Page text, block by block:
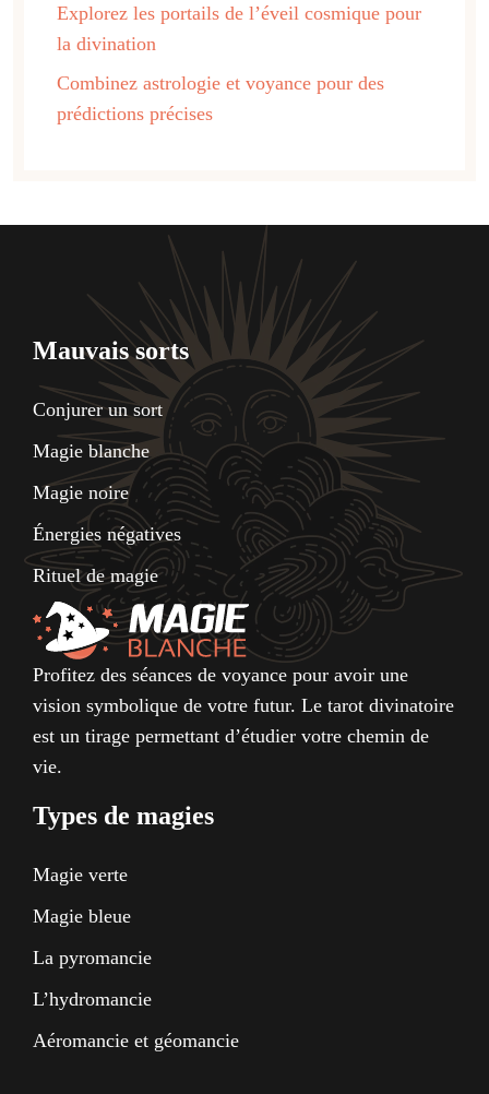
Explorez les portails de l’éveil cosmique pour
la divination
Combinez astrologie et voyance pour des
prédictions précises
Mauvais sorts
Conjurer un sort
Magie blanche
Magie noire
Énergies négatives
Rituel de magie
Profitez des séances de voyance pour avoir une
vision symbolique de votre futur. Le tarot divinatoire
est un tirage permettant d’étudier votre chemin de
vie.
Types de magies
Magie verte
Magie bleue
La pyromancie
L’hydromancie
Aéromancie et géomancie